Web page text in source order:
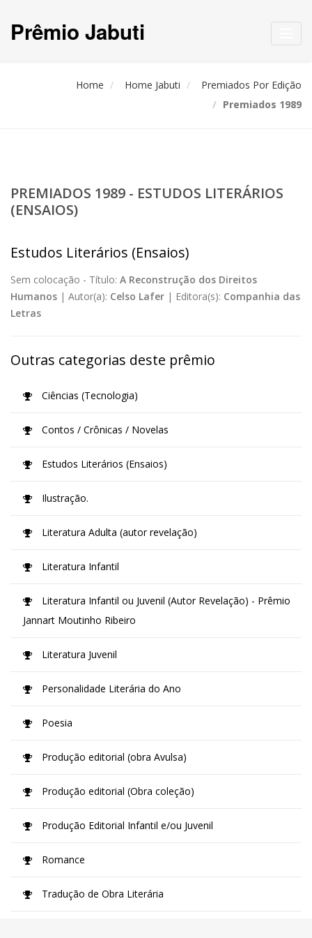
Prêmio Jabuti
Home Home Jabuti
Premiados Por Edição
Premiados 1989
PREMIADOS 1989 - ESTUDOS LITERÁRIOS
(ENSAIOS)
Estudos Literários (Ensaios)
Sem colocação - Título: A Reconstrução dos Direitos
Humanos | Autor(a): Celso Lafer | Editora(s): Companhia das
Letras
Outras categorias deste prêmio
Ciências (Tecnologia)
Contos / Crônicas / Novelas
Estudos Literários (Ensaios)
Ilustração.
Literatura Adulta (autor revelação)
Literatura Infantil
Literatura Infantil ou Juvenil (Autor Revelação) - Prêmio
Jannart Moutinho Ribeiro
Literatura Juvenil
Personalidade Literária do Ano
Poesia
Produção editorial (obra Avulsa)
Produção editorial (Obra coleção)
Produção Editorial Infantil e/ou Juvenil
Romance
Tradução de Obra Literária